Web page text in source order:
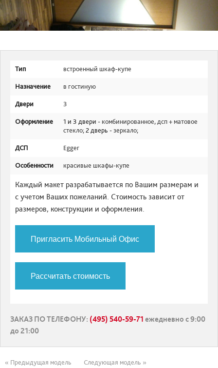
Тип встроенный шкаф-купе
Назначение в гостиную
Двери 3
Оформление 1 и 3 двери - комбинированное,дсп + матовое
стекло; 2 дверь -зеркало;
ДСП Egger
Особенности красивые шкафы-купе
Каждый макет разрабатывается по Вашим размерам и
с учетом Ваших пожеланий. Стоимость зависит от
размеров, конструкции и оформления.
Пригласить Мобильный Офис
Рассчитать стоимость
ЗАКАЗ ПО ТЕЛЕФОНУ: (495) 540-59-71 ежедневно с 9:00
до 21:00
« Предыдущая модель Следующая модель »